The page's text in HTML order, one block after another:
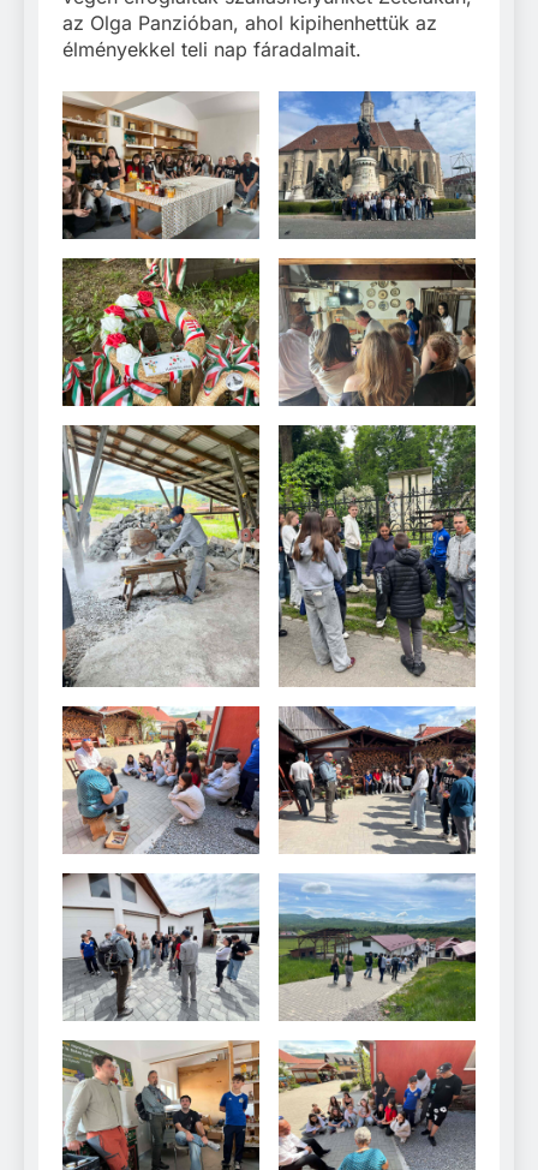
az Olga Panzióban, ahol kipihenhettük az
élményekkel teli nap fáradalmait.